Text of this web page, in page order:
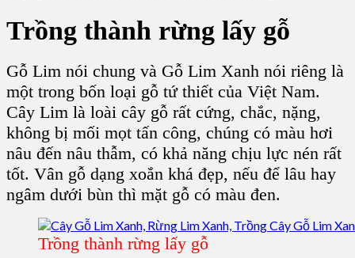
Trồng thành rừng lấy gỗ
Gỗ Lim nói chung và Gỗ Lim Xanh nói riêng là
một trong bốn loại gỗ tứ thiết của Việt Nam.
Cây Lim là loài cây gỗ rất cứng, chắc, nặng,
không bị mối mọt tấn công, chúng có màu hơi
nâu đến nâu thẫm, có khả năng chịu lực nén rất
tốt. Vân gỗ dạng xoắn khá đẹp, nếu để lâu hay
ngâm dưới bùn thì mặt gỗ có màu đen.
Trồng thành rừng lấy gỗ